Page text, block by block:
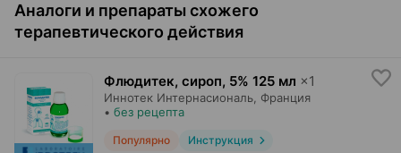
Аналоги и препараты схожего
терапевтического действия
Флюдитек, сироп, 5% 125 мл ×1
Иннотек Интернасиональ , Франция
• без рецепта
Популярно Инструкция